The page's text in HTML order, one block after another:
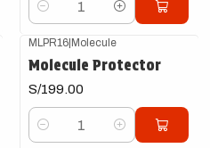
Cantidad
MLPR16|Molecule
Molecule Protector
S/199.00
Cantidad